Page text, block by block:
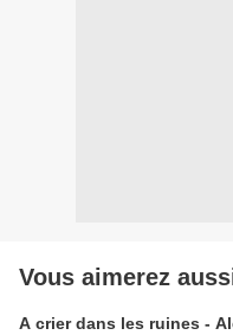
Vous aimerez
A crier dans les ruines -